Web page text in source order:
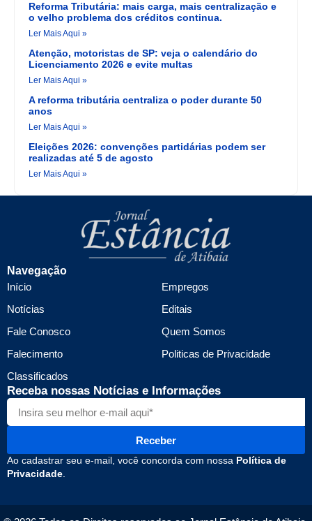
Reforma Tributária: mais carga, mais centralização e
o velho problema dos créditos continua.
Ler Mais Aqui »
Atenção, motoristas de SP: veja o calendário do
Licenciamento 2026 e evite multas
Ler Mais Aqui »
A reforma tributária centraliza o poder durante 50
anos
Ler Mais Aqui »
Eleições 2026: convenções partidárias podem ser
realizadas até 5 de agosto
Ler Mais Aqui »
Navegação
Início
Notícias
Fale Conosco
Falecimento
Classificados
Empregos
Editais
Quem Somos
Politicas de Privacidade
Receba nossas Notícias e Informações
Receber
Ao cadastrar seu e-mail, você concorda com nossa Política de
Privacidade.